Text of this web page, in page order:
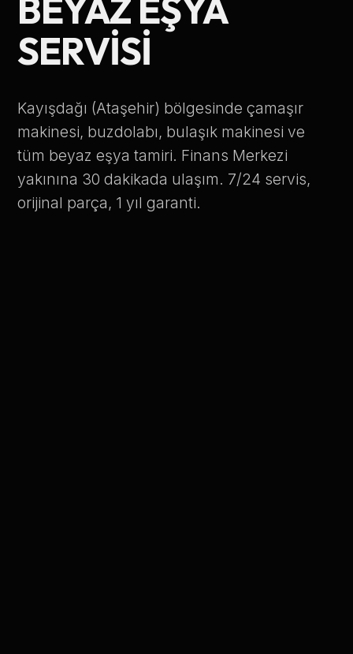
BEYAZ EŞYA
SERVISI
Kayışdağı (Ataşehir) bölgesinde çamaşır
makinesi, buzdolabı, bulaşık makinesi ve
tüm beyaz eşya tamiri. Finans Merkezi
yakınına 30 dakikada ulaşım. 7/24 servis,
orijinal parça, 1 yıl garanti.
Telefon Numarası
Servis Çağır